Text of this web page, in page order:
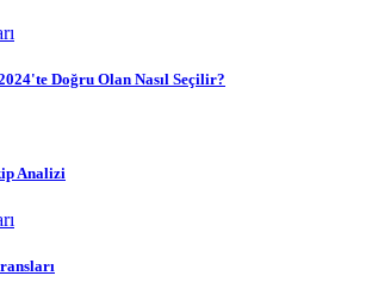
Doğru Olan Nasıl Seçilir?
Analizi